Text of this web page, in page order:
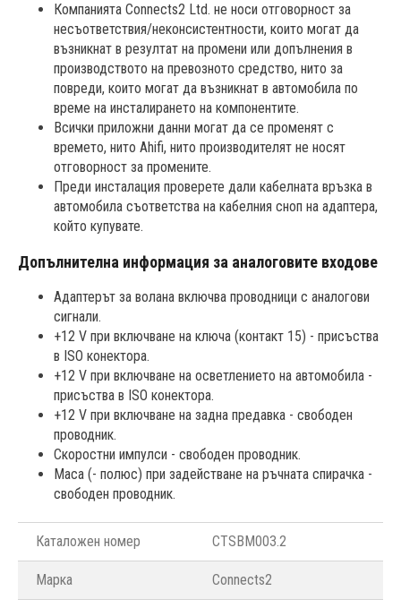
Компанията Connects2 Ltd. не носи отговорност за
несъответствия/неконсистентности, които могат да
възникнат в резултат на промени или допълнения в
производството на превозното средство, нито за
повреди, които могат да възникнат в автомобила по
време на инсталирането на компонентите.
Всички приложни данни могат да се променят с
времето, нито Ahifi, нито производителят не носят
отговорност за промените.
Преди инсталация проверете дали кабелната връзка в
автомобила съответства на кабелния сноп на адаптера,
който купувате.
Допълнителна информация за аналоговите входове
Адаптерът за волана включва проводници с аналогови
сигнали.
+12 V при включване на ключа (контакт 15) - присъства
в ISO конектора.
+12 V при включване на осветлението на автомобила -
присъства в ISO конектора.
+12 V при включване на задна предавка - свободен
проводник.
Скоростни импулси - свободен проводник.
Маса (- полюс) при задействане на ръчната спирачка -
свободен проводник.
Каталожен номер CTSBM003.2
Марка Connects2